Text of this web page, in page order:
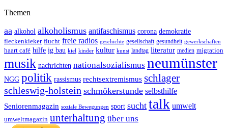
Themen
aa alkohol alkoholismus antifaschismus corona demokratie
fleckenkieker flucht freie radios geschichte gesellschaft gesundheit gewerkschaften
haart café hilfe ig bau kiel kinder kultur kunst landtag literatur medien migration
musik nachrichten nationalsozialismus neumünster
NGG politik rassismus rechtsextremismus schlager
schleswig-holstein schmökerstunde selbsthilfe
Seniorenmagazin soziale Bewegungen sport sucht talk umwelt
umweltmagazin unterhaltung über uns